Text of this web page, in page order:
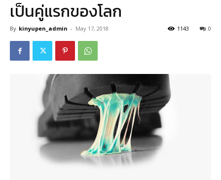
เป็นคู่แรกของโลก
By kinyupen_admin - May 17, 2018 0
1143